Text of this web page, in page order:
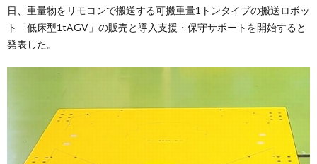
日、重量物をリモコンで搬送する可搬重量1トンタイプの搬送ロボッ
ト「低床型1tAGV」の販売と導入支援・保守サポートを開始すると
発表した。